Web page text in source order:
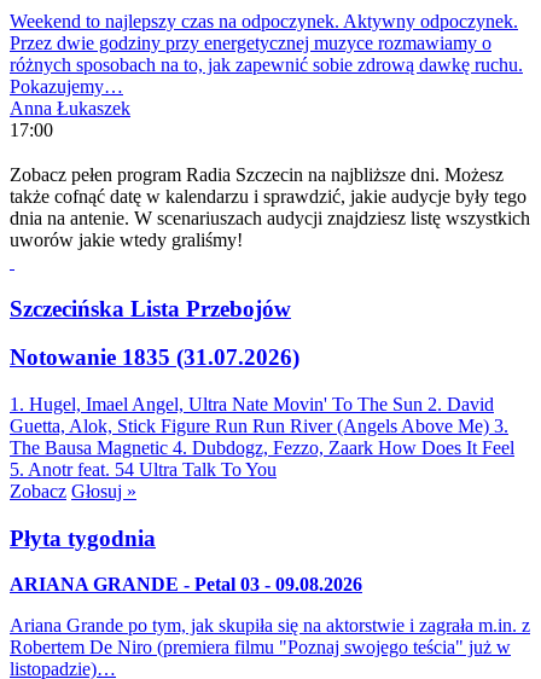
Weekend to najlepszy czas na odpoczynek. Aktywny odpoczynek.
Przez dwie godziny przy energetycznej muzyce rozmawiamy o
różnych sposobach na to, jak zapewnić sobie zdrową dawkę ruchu.
Pokazujemy…
Anna Łukaszek
17:00
Zobacz pełen program Radia Szczecin na najbliższe dni. Możesz
także cofnąć datę w kalendarzu i sprawdzić, jakie audycje były tego
dnia na antenie. W scenariuszach audycji znajdziesz listę wszystkich
uworów jakie wtedy graliśmy!
Szczecińska Lista Przebojów
Notowanie 1835 (31.07.2026)
1. Hugel, Imael Angel, Ultra Nate Movin' To The Sun 2. David
Guetta, Alok, Stick Figure Run Run River (Angels Above Me) 3.
The Bausa Magnetic 4. Dubdogz, Fezzo, Zaark How Does It Feel
5. Anotr feat. 54 Ultra Talk To You
Zobacz Głosuj »
Płyta tygodnia
ARIANA GRANDE - Petal 03 - 09.08.2026
Ariana Grande po tym, jak skupiła się na aktorstwie i zagrała m.in. z
Robertem De Niro (premiera filmu "Poznaj swojego teścia" już w
listopadzie)…